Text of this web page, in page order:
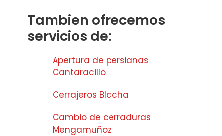
Tambien ofrecemos
servicios de:
Apertura de persianas
Cantaracillo
Cerrajeros Blacha
Cambio de cerraduras
Mengamuñoz